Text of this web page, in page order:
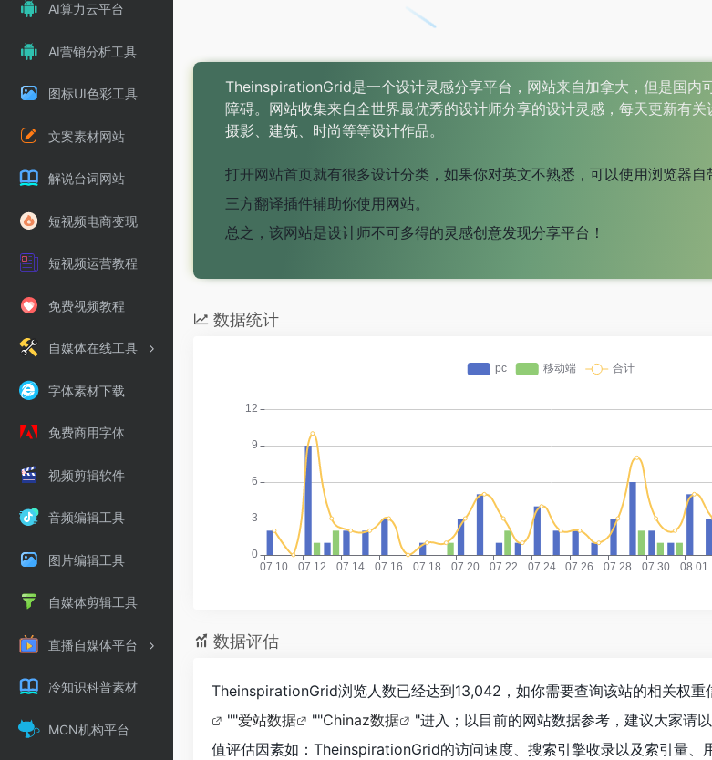
AI算力云平台
AI营销分析工具
图标UI色彩工具
文案素材网站
解说台词网站
短视频电商变现
短视频运营教程
免费视频教程
自媒体在线工具
字体素材下载
免费商用字体
视频剪辑软件
音频编辑工具
图片编辑工具
自媒体剪辑工具
直播自媒体平台
冷知识科普素材
MCN机构平台
TheinspirationGrid是一个设计灵感分享平台，网站来自加拿大，但是国内
障碍。网站收集来自全世界最优秀的设计师分享的设计灵感，每天更新有关
摄影、建筑、时尚等等设计作品。
打开网站首页就有很多设计分类，如果你对英文不熟悉，可以使用浏览器
三方翻译插件辅助你使用网站。
总之，该网站是设计师不可多得的灵感创意发现分享平台！
数据统计
数据评估
TheinspirationGrid浏览人数已经达到13,042，如你需要查询该站的相关权重
""爱站数据 ""Chinaz数据
"进入；以目前的网站数据参考，建议大家请
值评估因素如：TheinspirationGrid的访问速度、搜索引擎收录以及索引量、